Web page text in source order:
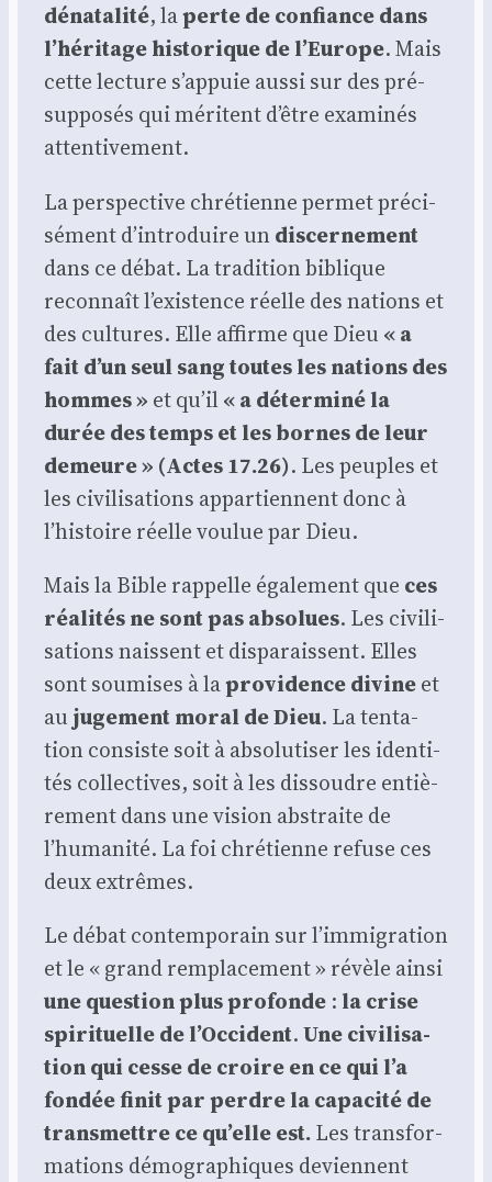
déna­ta­li­té, laperte de confiance dans
l’héritage his­to­rique de l’Europe. Mais
cette lec­ture s’appuie aus­si sur des pré­
sup­po­sés qui méritent d’être exa­mi­nés
atten­ti­ve­ment.
La pers­pec­tive chré­tienne per­met pré­ci­
sé­ment d’introduire undis­cer­ne­ment
dans ce débat. La tra­di­tion biblique
recon­naît l’existence réelle des nations et
des cultures. Elle affirme que Dieu « a
fait d’un seul sang toutes les nations des
hommes » et qu’il« a déter­mi­né la
durée des temps et les bornes de leur
demeure » (Actes 17.26). Les peuples et
les civi­li­sa­tions appar­tiennent donc à
l’histoire réelle vou­lue par Dieu.
Mais la Bible rap­pelle éga­le­ment que ces
réa­li­tés ne sont pas abso­lues. Les civi­li­
sa­tions naissent et dis­pa­raissent. Elles
sont sou­mises à lapro­vi­dence divineet
au juge­ment moral de Dieu. La ten­ta­
tion consiste soit à abso­lu­ti­ser les iden­ti­
tés col­lec­tives, soit à les dis­soudre entiè­
re­ment dans une vision abs­traite de
l’humanité. La foi chré­tienne refuse ces
deux extrêmes.
Le débat contem­po­rain sur l’immigration
et le « grand rem­pla­ce­ment » révèle ain­si
une ques­tion plus pro­fonde : la crise
spi­ri­tuelle de l’Occident.Une civi­li­sa­
tion qui cesse de croire en ce qui l’a
fon­dée finit par perdre la capa­ci­té de
trans­mettre ce qu’elle est.Les trans­for­
ma­tions démo­gra­phiques deviennent